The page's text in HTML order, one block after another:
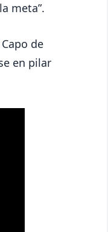
meta”.
de
en pilar